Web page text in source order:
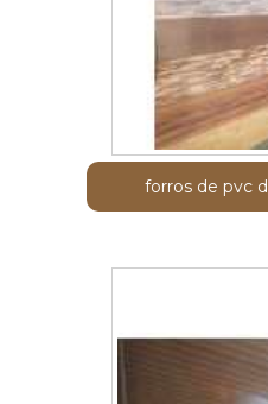
forros de pvc